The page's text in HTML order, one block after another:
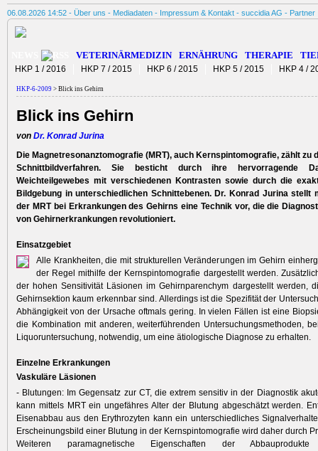
06.08.2026 14:52 - Über uns - Mediadaten - Impressum & Kontakt - succidia AG - Partner
VETERINÄRMEDIZIN ERNÄHRUNG THERAPIE
HKP 1 / 2016 HKP 7 / 2015 HKP 6 / 2015 HKP 5 / 2015 HKP 4 /
HKP-6-2009 > Blick ins Gehirn
Blick ins Gehirn
von Dr. Konrad Jurina
Die Magnetresonanztomografie (MRT), auch Kernspintomografie, zählt zu
Schnittbildverfahren. Sie besticht durch ihre hervorragende
Weichteilgewebes mit verschiedenen Kontrasten sowie durch die
Bildgebung in unterschiedlichen Schnittebenen. Dr. Konrad Jurina stellt
der MRT bei Erkrankungen des Gehirns eine Technik vor, die die
von Gehirnerkrankungen revolutioniert.
Einsatzgebiet
Alle Krankheiten, die mit strukturellen Veränderungen im Gehirn
der Regel mithilfe der Kernspintomografie dargestellt werden.
der hohen Sensitivität Läsionen im Gehirnparenchym dargestellt werden,
Gehirnsektion kaum erkennbar sind. Allerdings ist die Spezifität der
Abhängigkeit von der Ursache oftmals gering. In vielen Fällen ist eine
die Kombination mit anderen, weiterführenden Untersuchungsmethoden,
Liquoruntersuchung, notwendig, um eine ätiologische Diagnose zu erhalten.
Einzelne Erkrankungen
Vaskuläre Läsionen
- Blutungen: Im Gegensatz zur CT, die extrem sensitiv in der Diagnostik
kann mittels MRT ein ungefähres Alter der Blutung abgeschätzt werden.
Eisenabbau aus den Erythrozyten kann ein unterschiedliches
Erscheinungsbild einer Blutung in der Kernspintomografie wird daher durch
Weiteren paramagnetische Eigenschaften der